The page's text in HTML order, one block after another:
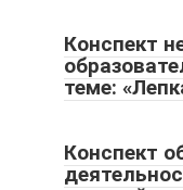
Конспект
теме:
Конспект